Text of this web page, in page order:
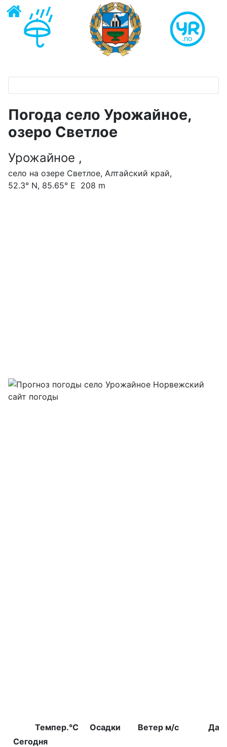
Погода село Урожайное,
озеро Светлое
Урожайное ,
село на озере Светлое, Алтайский край,
52.3° N, 85.65° E 208 m
Темпер.°C Осадки Ветер м/с
Сегодня